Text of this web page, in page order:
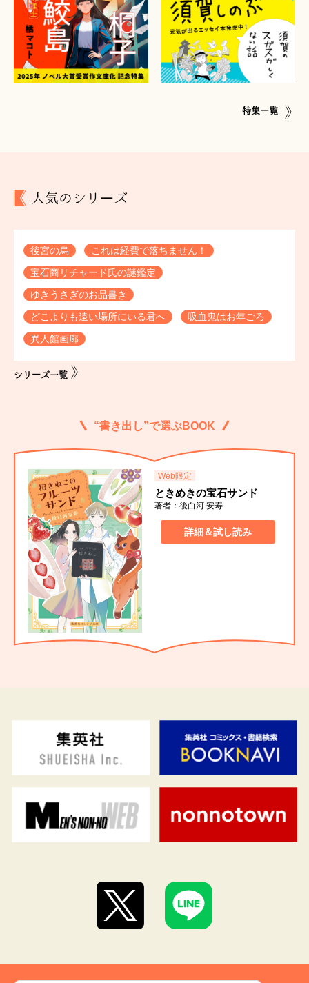
特集一覧
人気のシリーズ
後宮の烏
これは経費で落ちません！
宝石商リチャード氏の謎鑑定
ゆきうさぎのお品書き
どこよりも遠い場所にいる君へ
吸血鬼はお年ごろ
異人館画廊
シリーズ一覧
“書き出し”で選ぶBOOK
Web限定
ときめきの宝石サンド
著者：後白河 安寿
詳細＆試し読み